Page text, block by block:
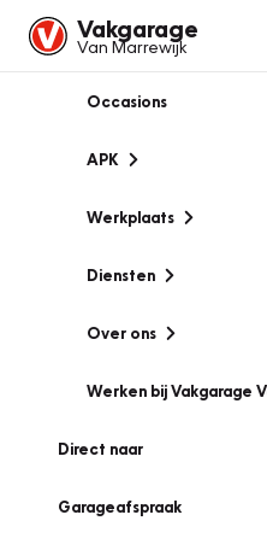
Vakgarage
Van Marrewijk
Occasions
APK
Werkplaats
Diensten
Over ons
Werken bij Vakgarage
Direct naar
Garageafspraak